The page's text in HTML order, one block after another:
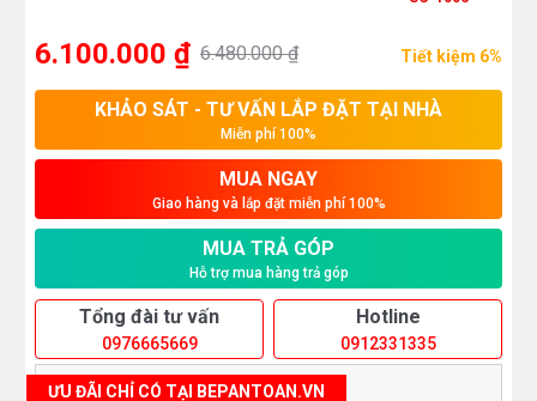
6.100.000 ₫ 6.480.000 ₫ Tiết kiệm 6%
KHẢO SÁT - TƯ VẤN LẮP ĐẶT TẠI NHÀ
Miễn phí 100%
MUA NGAY
Giao hàng và lắp đặt miễn phí 100%
MUA TRẢ GÓP
Hỗ trợ mua hàng trả góp
Tổng đài tư vấn
0976665669
Hotline
0912331335
ƯU ĐÃI CHỈ CÓ TẠI BEPANTOAN.VN